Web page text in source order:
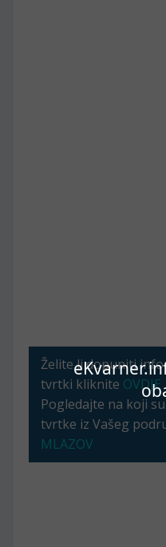
Želite li dopuniti
tvrtki kliknite OVDJE
Pogledajte na koji
tvrtke iz Vašeg
MLAZOV